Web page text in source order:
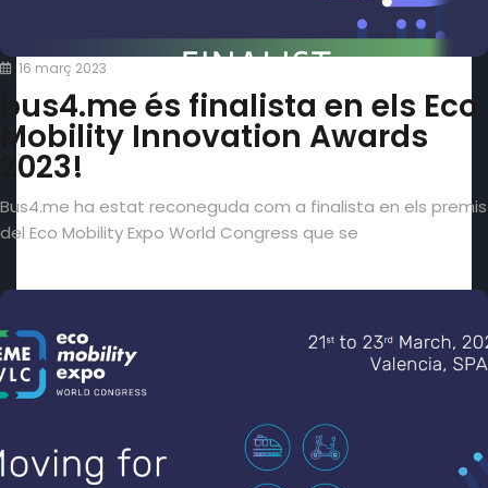
16 març 2023
bus4.me és finalista en els Eco
Mobility Innovation Awards
2023!
Bus4.me ha estat reconeguda com a finalista en els premis
del Eco Mobility Expo World Congress que se